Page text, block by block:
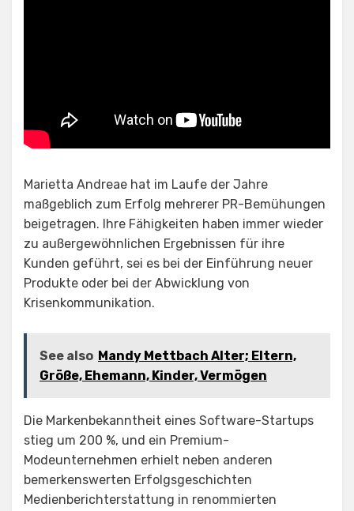
Marietta Andreae hat im Laufe der Jahre
maßgeblich zum Erfolg mehrerer PR-Bemühungen
beigetragen. Ihre Fähigkeiten haben immer wieder
zu außergewöhnlichen Ergebnissen für ihre
Kunden geführt, sei es bei der Einführung neuer
Produkte oder bei der Abwicklung von
Krisenkommunikation.
See also Mandy Mettbach Alter; Eltern,
Größe, Ehemann, Kinder, Vermögen
Die Markenbekanntheit eines Software-Startups
stieg um 200 %, und ein Premium-
Modeunternehmen erhielt neben anderen
bemerkenswerten Erfolgsgeschichten
Medienberichterstattung in renommierten